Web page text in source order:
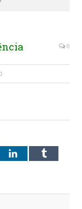
0
LinkedInTumblr